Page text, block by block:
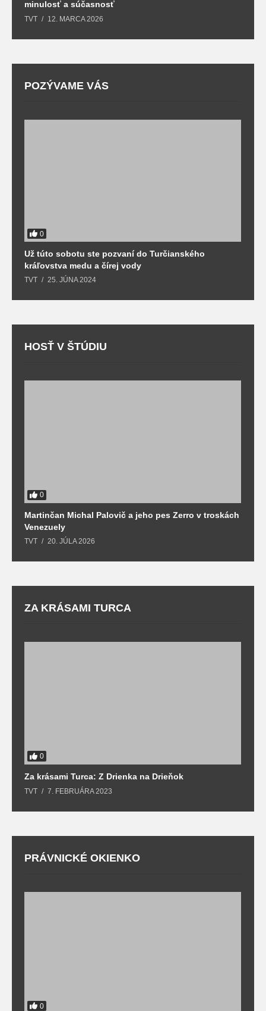
minulosť a súčasnosť
TVT 12. MARCA 2026
POZÝVAME VÁS
0
Už túto sobotu ste pozvaní do Turčianského
kráľovstva medu a čírej vody
TVT 25. JÚNA 2024
HOSŤ V ŠTÚDIU
0
Martinčan Michal Palovič a jeho pes Zerro v troskách
Venezuely
TVT 20. JÚLA 2026
ZA KRÁSAMI TURCA
0
Za krásami Turca: Z Drienka na Drieňok
TVT 7. FEBRUÁRA 2023
PRÁVNICKÉ OKIENKO
0